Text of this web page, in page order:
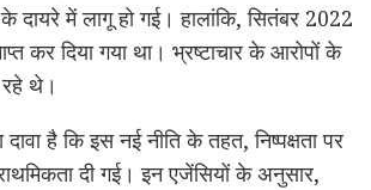
दायरे में लागू हो गई। हालांकि, सितंबर 2022
कर दिया गया था। भ्रष्टाचार के आरोपों के
थे।
है कि इस नई नीति के तहत, निष्पक्षता पर
दी गई। इन एजेंसियों के अनुसार,